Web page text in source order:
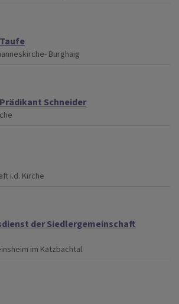
Burghaig
Schneider
i.d. Kirche
der Siedlergemeinschaft
im Katzbachtal